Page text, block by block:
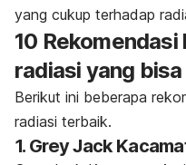
yang cukup terhadap
10
radiasi yang
Berikut ini beberapa
radiasi terbaik.
1. Grey Jack